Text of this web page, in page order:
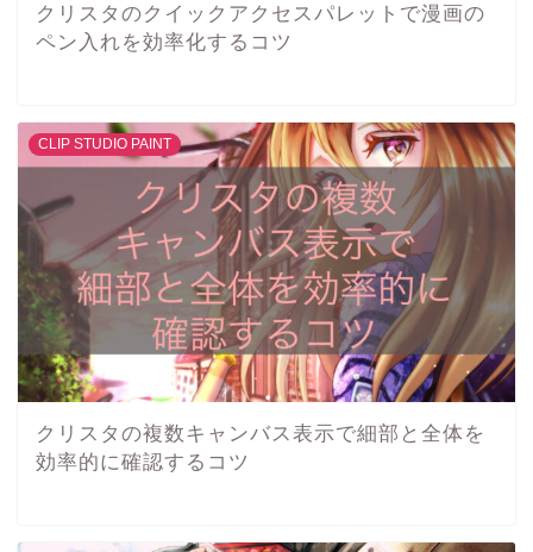
クリスタのクイックアクセスパレットで漫画の
ペン入れを効率化するコツ
CLIP STUDIO PAINT
クリスタの複数キャンバス表示で細部と全体を
効率的に確認するコツ